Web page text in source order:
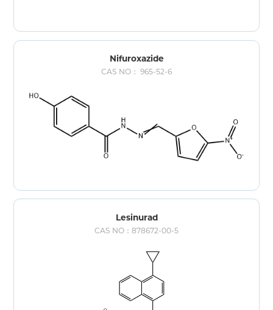
Nifuroxazide
CAS NO： 965-52-6
Lesinurad
CAS NO：878672-00-5